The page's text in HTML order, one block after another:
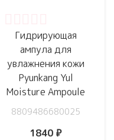
Гидрирующая
ампула для
увлажнения кожи
Pyunkang Yul
Moisture Ampoule
8809486680025
1840 ₽